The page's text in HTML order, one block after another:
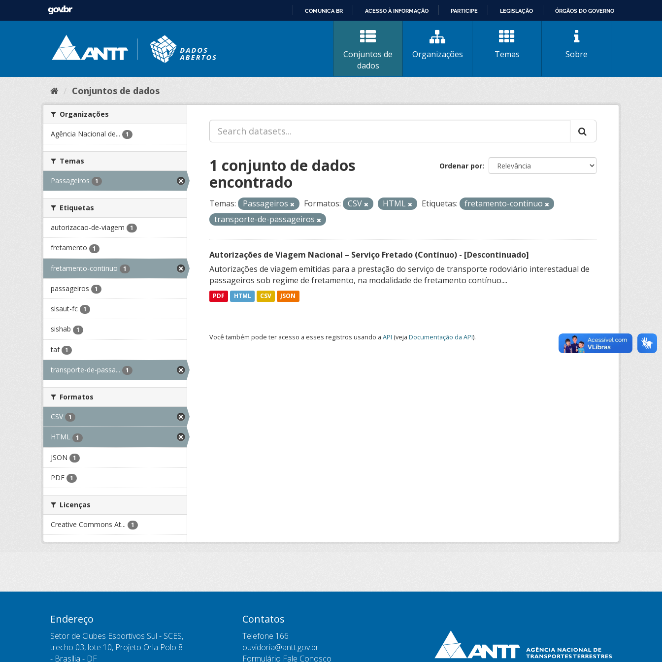
CONTEÚDO
COMUNICA BR ACESSO À INFORMAÇÃO PARTICIPE LEGISLAÇÃO ÓRGÃOS DO GOVERNO
Conjuntos de
dados
Organizações Temas Sobre
Conjuntos de dados
Organizações
Agência Nacional de... 1
Temas
Passageiros 1
Etiquetas
autorizacao-de-viagem 1
fretamento 1
fretamento-continuo 1
passageiros 1
sisaut-fc 1
sishab 1
taf 1
transporte-de-passa... 1
Formatos
CSV 1
HTML 1
JSON 1
PDF 1
Licenças
Creative Commons At... 1
Ordenar por
1 conjunto de dados
encontrado
Temas: Passageiros Formatos: CSV HTML Etiquetas:
fretamento-continuo
transporte-de-passageiros
Autorizações de Viagem Nacional – Serviço Fretado (Contínuo) - [Descontinuado]
Autorizações de viagem emitidas para a prestação do serviço de transporte rodoviário interestadual de
passageiros sob regime de fretamento, na modalidade de fretamento contínuo....
PDF HTML CSV JSON
Você também pode ter acesso a esses registros usando a API (veja Documentação da API).
Endereço
Setor de Clubes Esportivos Sul - SCES,
trecho 03, lote 10, Projeto Orla Polo 8
- Brasília - DF
Contatos
Telefone 166
ouvidoria@antt.gov.br
Formulário Fale Conosco